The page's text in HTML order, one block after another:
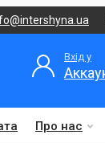
Про нас
Вхід у